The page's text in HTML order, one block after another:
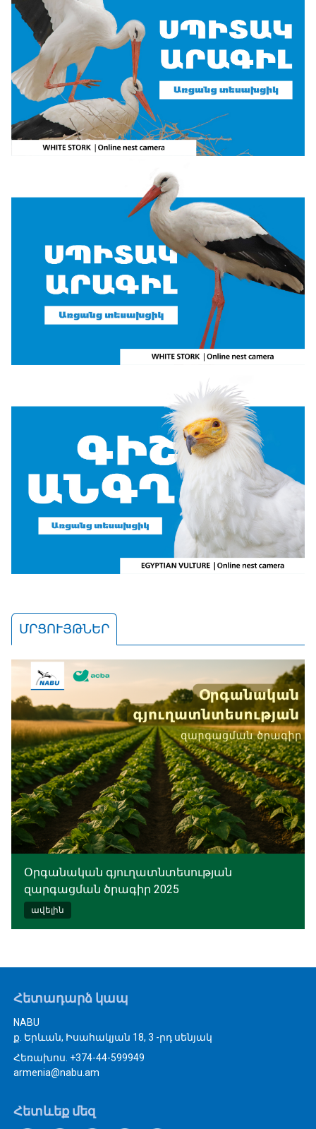
ՄՐՑՈՒՅԹՆԵՐ
Օրգանական գյուղատնտեսության
զարգացման ծրագիր 2025
ավելին
Հետադարձ կապ
NABU
ք. Երևան, Իսահակյան 18, 3 -րդ սենյակ
Հեռախոս. +374-44-599949
armenia@nabu.am
Հետևեք մեզ